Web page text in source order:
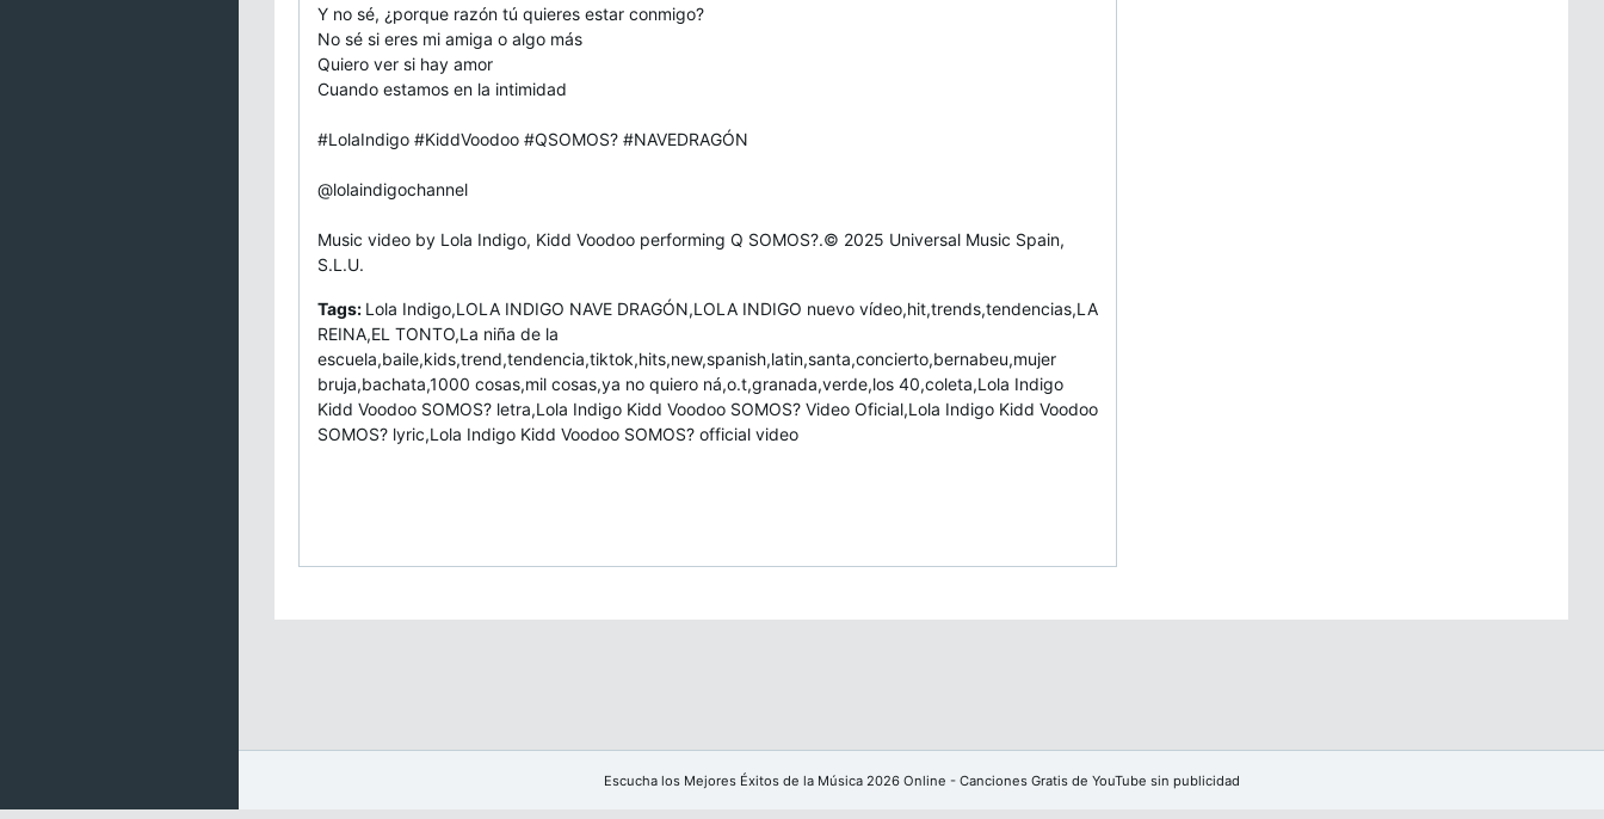
Y no sé, ¿porque razón tú quieres estar conmigo?
No sé si eres mi amiga o algo más
Quiero ver si hay amor
Cuando estamos en la intimidad
#LolaIndigo #KiddVoodoo #QSOMOS? #NAVEDRAGÓN
@lolaindigochannel
Music video by Lola Indigo, Kidd Voodoo performing Q SOMOS?.© 2025 Universal Music Spain,
S.L.U.
Tags: Lola Indigo,LOLA INDIGO NAVE DRAGÓN,LOLA INDIGO nuevo vídeo,hit,trends,tendencias,LA
REINA,EL TONTO,La niña de la
escuela,baile,kids,trend,tendencia,tiktok,hits,new,spanish,latin,santa,concierto,bernabeu,mujer
bruja,bachata,1000 cosas,mil cosas,ya no quiero ná,o.t,granada,verde,los 40,coleta,Lola Indigo
Kidd Voodoo SOMOS? letra,Lola Indigo Kidd Voodoo SOMOS? Video Oficial,Lola Indigo Kidd Voodoo
SOMOS? lyric,Lola Indigo Kidd Voodoo SOMOS? official video
Escucha los Mejores Éxitos de la Música 2026 Online - Canciones Gratis de YouTube sin publicidad